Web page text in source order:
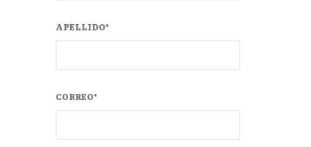
APELLIDO*
CORREO*